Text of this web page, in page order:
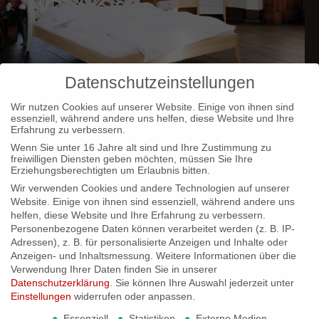
Designbetten
Datenschutzeinstellungen
Wir nutzen Cookies auf unserer Website. Einige von ihnen sind
essenziell, während andere uns helfen, diese Website und Ihre
Erfahrung zu verbessern.
Wenn Sie unter 16 Jahre alt sind und Ihre Zustimmung zu
freiwilligen Diensten geben möchten, müssen Sie Ihre
Erziehungsberechtigten um Erlaubnis bitten.
Wir verwenden Cookies und andere Technologien auf unserer
Website. Einige von ihnen sind essenziell, während andere uns
helfen, diese Website und Ihre Erfahrung zu verbessern.
Personenbezogene Daten können verarbeitet werden (z. B. IP-
Adressen), z. B. für personalisierte Anzeigen und Inhalte oder
Anzeigen- und Inhaltsmessung. Weitere Informationen über die
Verwendung Ihrer Daten finden Sie in unserer
Datenschutzerklärung
Sie können Ihre Auswahl jederzeit unter
Einstellungen widerrufen oder anpassen.